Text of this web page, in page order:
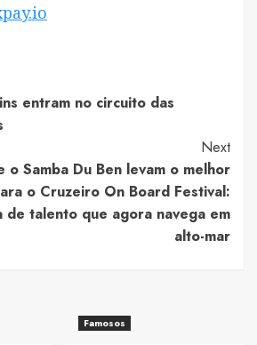
entram no circuito das
Next
o Samba Du Ben levam o melhor
o Cruzeiro On Board Festival:
de talento que agora navega em
alto-mar
Famosos